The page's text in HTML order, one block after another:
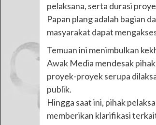
pelaksana, serta durasi
Papan plang adalah bagian
masyarakat dapat
Temuan ini menimbulkan
Awak Media mendesak
proyek-proyek serupa
publik.
Hingga saat ini, pihak
memberikan klarifikasi